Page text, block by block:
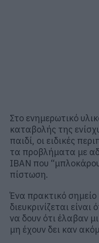
Στο ενημερωτικό
καταβολής της
παιδί, οι ειδικές
τα προβλήματα με
IBAN που
πίστωση.
Ένα πρακτικό
διευκρινίζεται είναι
να δουν ότι έλαβαν
μη έχουν δει καν